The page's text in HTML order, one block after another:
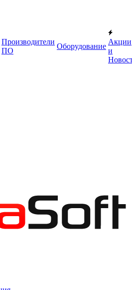
Производители
ПО
Оборудование
Акции
и